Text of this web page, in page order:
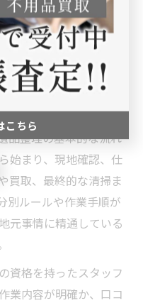
頼時の注意点
る業者の選び方
、まずは全体の流れを
品整理の基本的な流れ
始まり、現地確認、仕
買取、最終的な清掃ま
別ルールや作業手順が
元事情に精通している
資格を持ったスタッフ
業内容が明確か、口コ
こちら
こちら